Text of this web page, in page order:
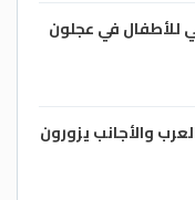
للأطفال في عجلون
والأجانب يزورون